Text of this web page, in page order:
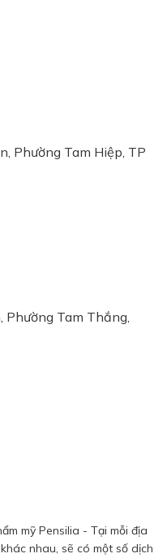
Phường Tam Hiệp, TP
Tam Thắng,
mỹ Pensilia - Tại mỗi địa
nhau, sẽ có một số dịch